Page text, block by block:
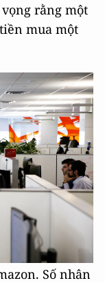
rằng một
mua một
Số nhân